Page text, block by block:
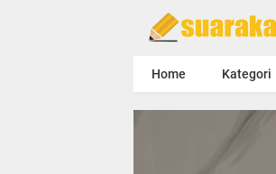
Home Kategori